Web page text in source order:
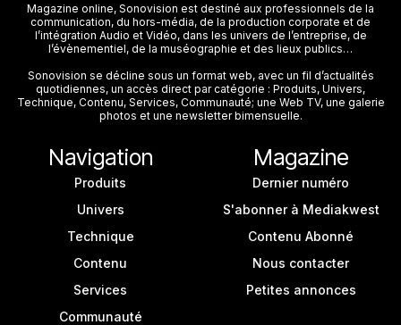
Magazine online, Sonovision est destiné aux professionnels de la
communication, du hors-média, de la production corporate et de
l’intégration Audio et Vidéo, dans les univers de l’entreprise, de
l’évènementiel, de la muséographie et des lieux publics…
Sonovision se décline sous un format web, avec un fil d’actualités
quotidiennes, un accès direct par catégorie : Produits, Univers,
Technique, Contenu, Services, Communauté; une Web TV, une galerie
photos et une newsletter bimensuelle.
Navigation
Produits
Univers
Technique
Contenu
Services
Communauté
Magazine
Dernier numéro
S'abonner à Mediakwest
Contenu Abonné
Nous contacter
Petites annonces